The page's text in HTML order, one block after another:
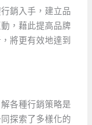
銷入手，建立品
，藉此提高品牌
將更有效地達到
各種行銷策略是
探索了多樣化的